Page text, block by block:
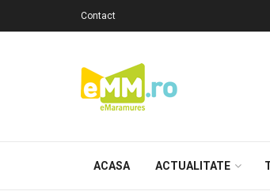
Contact
ACASA ACTUALITATE